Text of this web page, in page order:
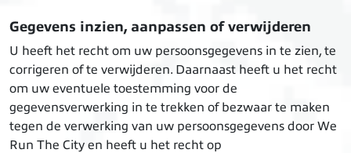
Gegevens inzien, aanpassen of verwijderen
U heeft het recht om uw persoonsgegevens in te zien, te
corrigeren of te verwijderen. Daarnaast heeft u het recht
om uw eventuele toestemming voor de
gegevensverwerking in te trekken of bezwaar te maken
tegen de verwerking van uw persoonsgegevens door We
Run The City en heeft u het recht op